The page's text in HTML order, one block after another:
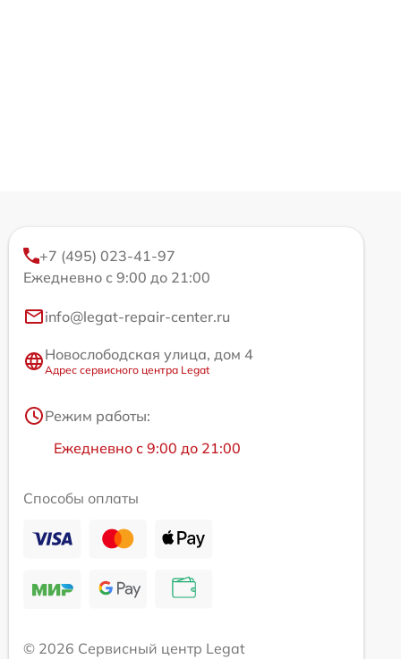
+7 (495) 023-41-97
Ежедневно с 9:00 до 21:00
info@legat-repair-center.ru
Новослободская улица, дом 4
Адрес сервисного центра Legat
Режим работы:
Ежедневно с 9:00 до 21:00
Способы оплаты
© 2026 Сервисный центр Legat